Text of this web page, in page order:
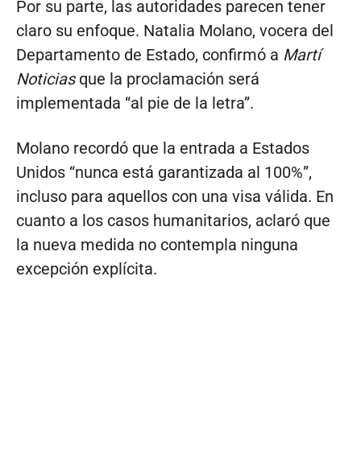
Por su parte, las autoridades parecen tener
claro su enfoque. Natalia Molano, vocera del
Departamento de Estado, confirmó a Martí
Noticiasque la proclamación será
implementada “al pie de la letra”.
Molano recordó que la entrada a Estados
Unidos “nunca está garantizada al 100%”,
incluso para aquellos con una visa válida. En
cuanto a los casos humanitarios, aclaró que
la nueva medida no contempla ninguna
excepción explícita.